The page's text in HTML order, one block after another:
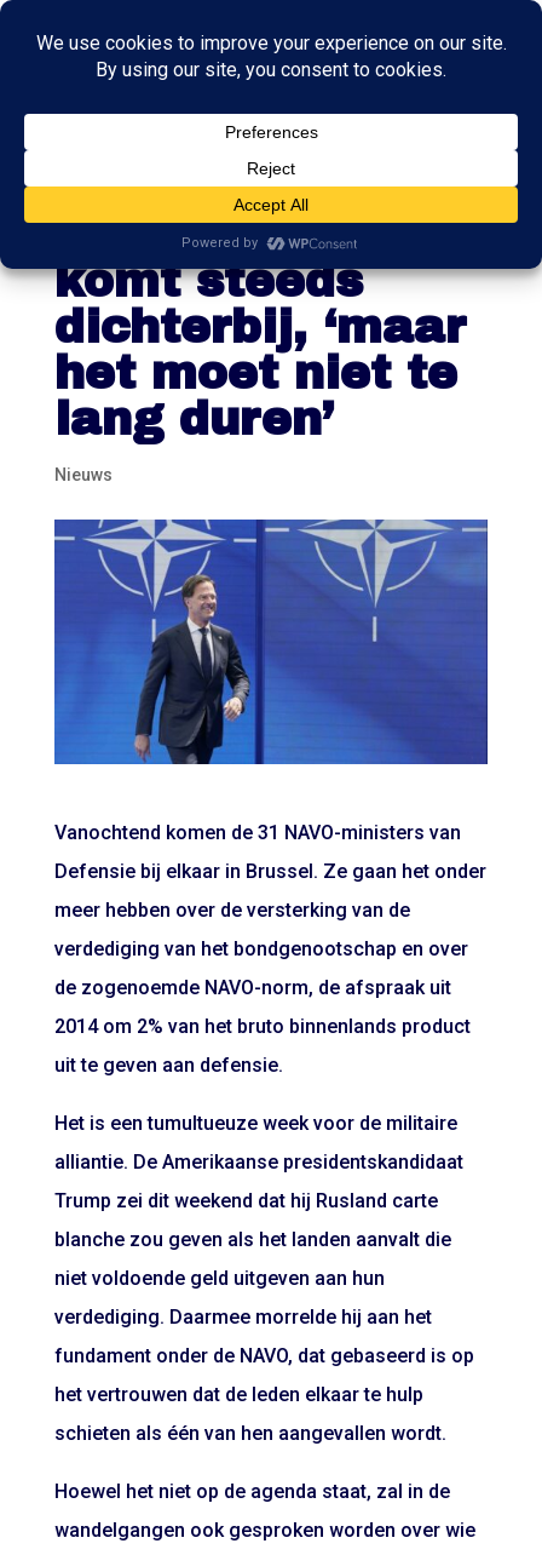
NAVO-
benoeming Rutte
komt steeds
dichterbij, ‘maar
het moet niet te
lang duren’
Nieuws
Vanochtend komen de 31 NAVO-ministers van
Defensie bij elkaar in Brussel. Ze gaan het onder
meer hebben over de versterking van de
verdediging van het bondgenootschap en over
de zogenoemde NAVO-norm, de afspraak uit
2014 om 2% van het bruto binnenlands product
uit te geven aan defensie.
Het is een tumultueuze week voor de militaire
alliantie. De Amerikaanse presidentskandidaat
Trump zei dit weekend dat hij Rusland carte
blanche zou geven als het landen aanvalt die
niet voldoende geld uitgeven aan hun
verdediging. Daarmee morrelde hij aan het
fundament onder de NAVO, dat gebaseerd is op
het vertrouwen dat de leden elkaar te hulp
schieten als één van hen aangevallen wordt.
Hoewel het niet op de agenda staat, zal in de
wandelgangen ook gesproken worden over wie